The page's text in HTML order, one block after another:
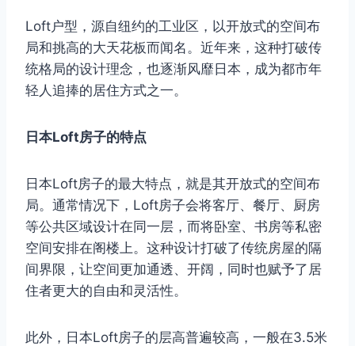
Loft户型，源自纽约的工业区，以开放式的空间布
局和挑高的大天花板而闻名。近年来，这种打破传
统格局的设计理念，也逐渐风靡日本，成为都市年
轻人追捧的居住方式之一。
日本Loft房子的特点
日本Loft房子的最大特点，就是其开放式的空间布
局。通常情况下，Loft房子会将客厅、餐厅、厨房
等公共区域设计在同一层，而将卧室、书房等私密
空间安排在阁楼上。这种设计打破了传统房屋的隔
间界限，让空间更加通透、开阔，同时也赋予了居
住者更大的自由和灵活性。
此外，日本Loft房子的层高普遍较高，一般在3.5米